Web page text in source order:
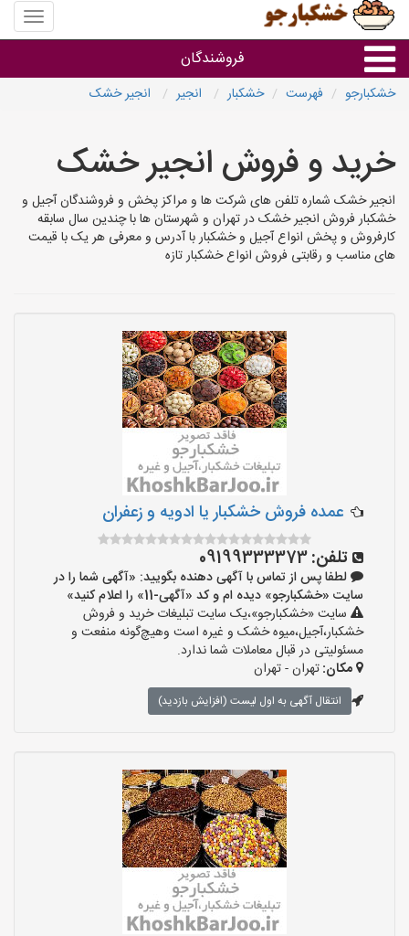
منوی
سایت
فروشندگان
فروشنده های استان ها
خشکبارجو فهرست خشکبار انجیر انجیر خشک
خرید و فروش انجیر خشک
انجیر خشک شماره تلفن های شرکت ها و مراکز پخش و فروشندگان آجیل و
خشکبار فروش انجیر خشک در تهران و شهرستان ها با چندین سال سابقه
کارفروش و پخش انواع آجیل و خشکبار با آدرس و معرفی هر یک با قیمت
های مناسب و رقابتی فروش انواع خشکبار تازه
عمده فروش خشکبار یا ادویه و زعفران
تلفن:09199333373
لطفا پس از تماس با آگهی دهنده بگویید: «آگهی شما را در
سایت «خشکبارجو» دیده ام و کد «آگهی-11» را اعلام کنید»
سایت «خشکبارجو»،یک سایت تبلیغات خرید و فروش
خشکبار،آجیل،میوه خشک و غیره است وهیچ‌گونه منفعت و
مسئولیتی در قبال معاملات شما ندارد.
مکان:تهران - تهران
انتقال آگهی به اول لیست (افزایش بازدید)